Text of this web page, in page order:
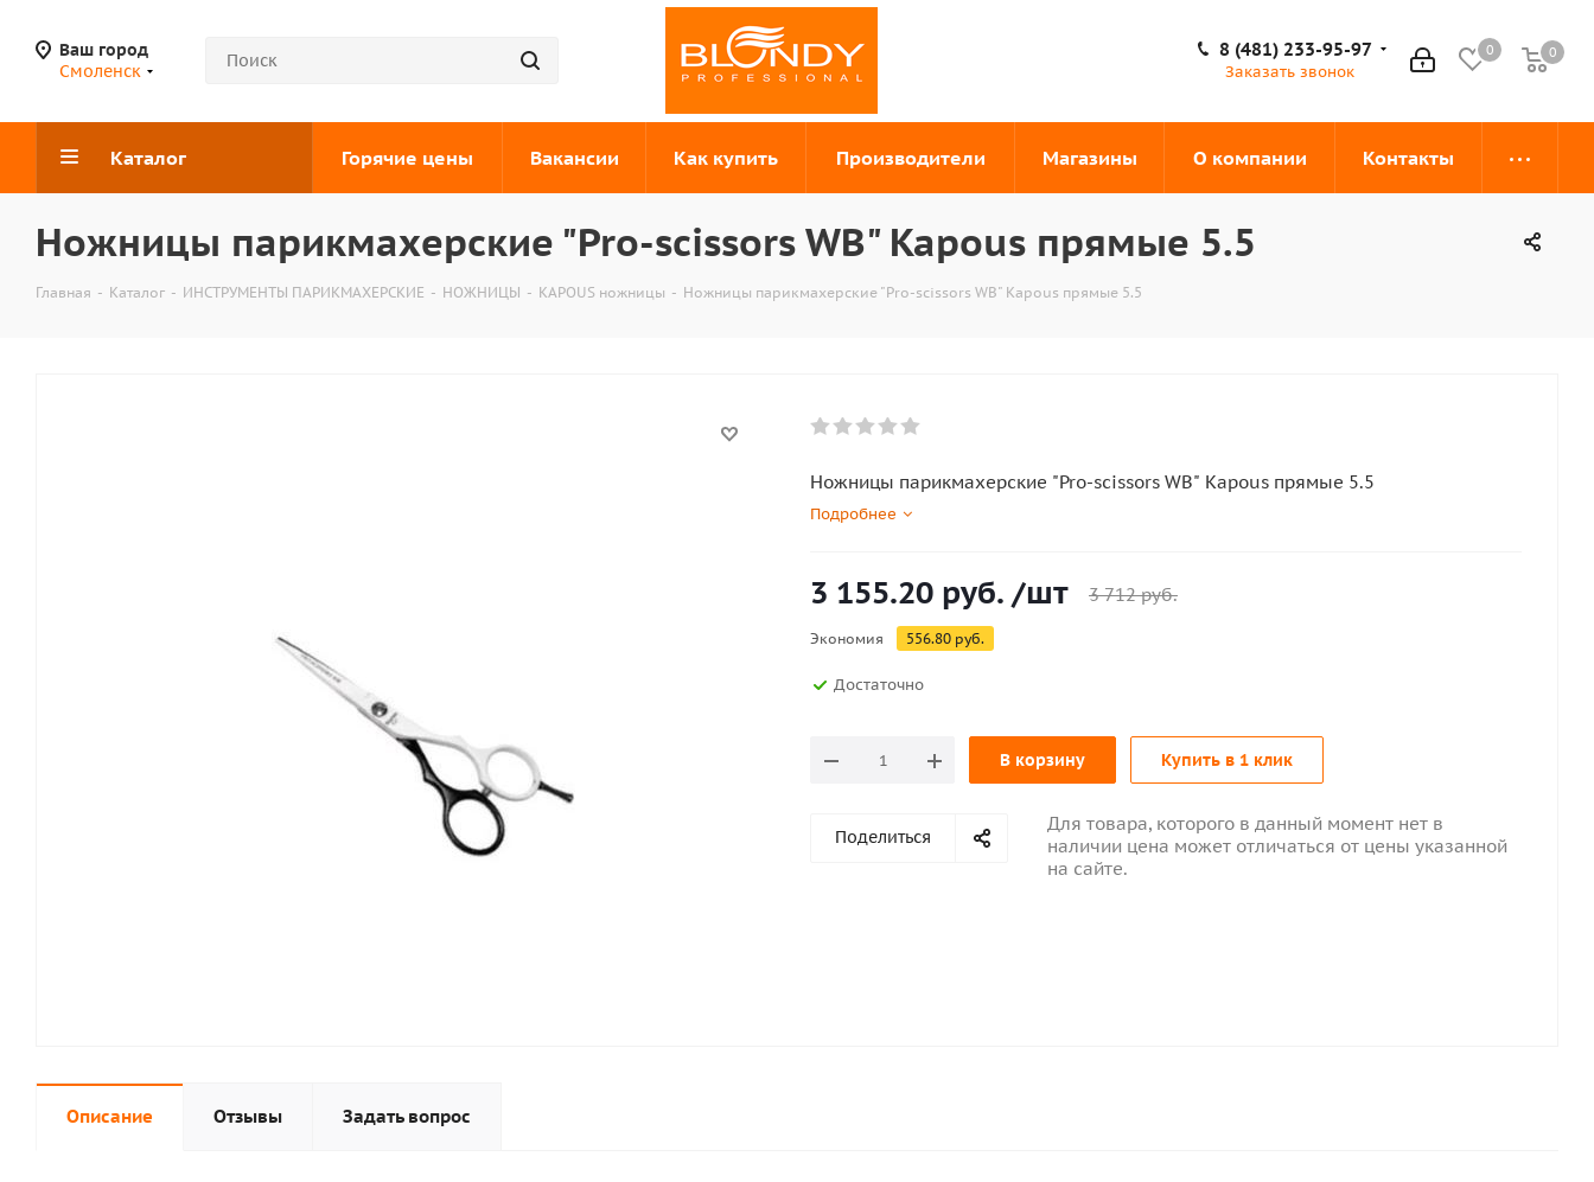
Ваш город
Смоленск
0 0
0
8 (481) 233-95-97
Заказать звонок
Каталог Горячие цены Вакансии Как купить Производители Магазины О компании Контакты
Ножницы парикмахерские "Pro-scissors WB" Kapous прямые 5.5
Главная - Каталог - ИНСТРУМЕНТЫ ПАРИКМАХЕРСКИЕ - НОЖНИЦЫ - KAPOUS ножницы - Ножницы парикмахерские "Pro-scissors WB" Kapous прямые 5.5
Ножницы парикмахерские "Pro-scissors WB" Kapous прямые 5.5
Подробнее
3 155.20 руб. /шт 3 712руб.
Экономия 556.80 руб.
Достаточно
В корзину Купить в 1 клик
Поделиться
Для товара, которого в данный момент нет в
наличии цена может отличаться от цены указанной
на сайте.
Описание Отзывы Задать вопрос